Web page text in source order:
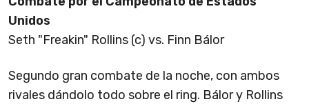
Unidos
Seth "Freakin" Rollins (c) vs. Finn Bálor
Segundo gran combate de la noche, con ambos
rivales dándolo todo sobre el ring. Bálor y Rollins